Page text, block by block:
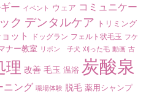
ー イベント ウェア コミュニケー
ク デンタルケア
トリミング
ット ドッグラン フェルト状毛玉 フケ
ナー教室 リボン 子犬 刈った毛 動画 古
理 改善 毛玉 温浴 炭酸泉
ニング 職場体験 脱毛 薬用シャンプ